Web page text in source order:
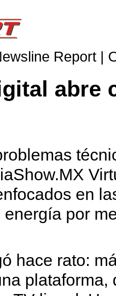
Report |
abre
en
energía por
hace rato: